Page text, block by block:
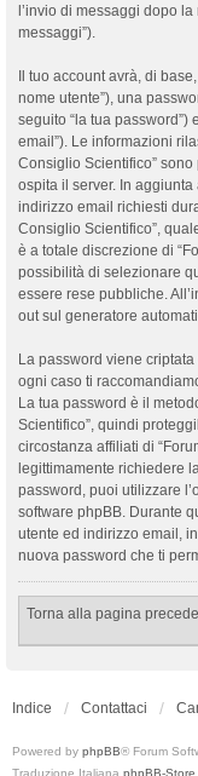
l’invio di messaggi dopo
messaggi”).
Il tuo account avrà, di
nome utente”), una
seguito “la tua
email”). Le informazioni
Consiglio Scientifico”
ospita il server. In
indirizzo email richiesti
Consiglio Scientifico”,
è a totale discrezione di
possibilità di selezionare
essere rese pubbliche.
out sul generatore
La password viene
ogni caso ti
La tua password è il
Scientifico”, quindi
circostanza affiliati di
legittimamente richiedere
password, puoi utilizzare
software phpBB. Durante
utente ed indirizzo email,
nuova password che ti
Torna alla pagina
Indice Contattaci
Powered by phpBB® Forum
Traduzione Italiana phpBB-